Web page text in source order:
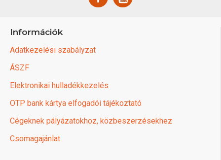
Információk
Adatkezelési szabályzat
ÁSZF
Elektronikai hulladékkezelés
OTP bank kártya elfogadói tájékoztató
Cégeknek pályázatokhoz, közbeszerzésekhez
Csomagajánlat